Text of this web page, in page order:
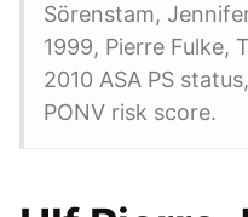
Sörenstam,
1999, Pierre Fulke,
2010 ASA PS
PONV risk score.